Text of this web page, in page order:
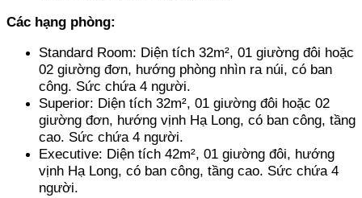
Các hạng phòng:
Standard Room: Diện tích 32m², 01 giường đôi hoặc
02 giường đơn, hướng phòng nhìn ra núi, có ban
công. Sức chứa 4 người.
Superior: Diện tích 32m², 01 giường đôi hoặc 02
giường đơn, hướng vịnh Hạ Long, có ban công, tầng
cao. Sức chứa 4 người.
Executive: Diện tích 42m², 01 giường đôi, hướng
vịnh Hạ Long, có ban công, tầng cao. Sức chứa 4
người.